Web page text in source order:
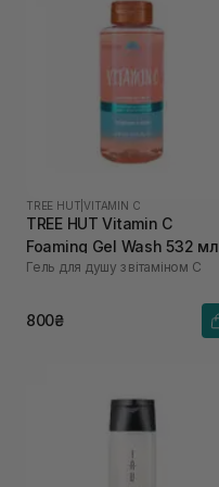
TREE HUT |VITAMIN C
TREE HUT Vitamin C
Foaming Gel Wash 532 мл
Гель для душу з вітаміном С
800₴